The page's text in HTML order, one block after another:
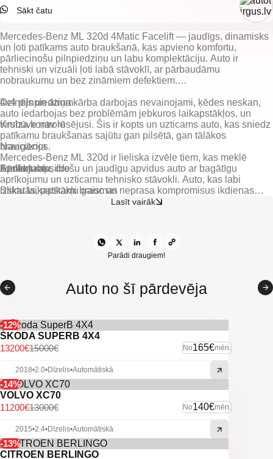
Sākt čatu
Mercedes-Benz ML 320d 4Matic Facelift — jaudīgs, dinamisks
un ļoti patīkams auto braukšanā, kas apvieno komfortu,
pārliecinošu pilnpiedziņu un labu komplektāciju. Auto ir
tehniski un vizuāli ļoti labā stāvoklī, ar pārbaudāmu
nobraukumu un bez zināmiem defektiem.
Dzinējs un ātrumkārba darbojas nevainojami, ķēdes neskan,
auto iedarbojas bez problēmām jebkuros laikapstākļos, un
virsbūve nav rūsējusi. Šis ir kopts un uzticams auto, kas sniedz
patīkamu braukšanas sajūtu gan pilsētā, gan tālākos
braucienos.
4x4 pilnpiedziņa
Kruīza kontrole
Navigācija
Sēdekļu apsilde
Sliktu laikapstākļu gaismas
Elektriski regulējami spoguļi
Parkošanās sensori
Jumta reliņi
Lietus sensors
Citas ekstras
Mercedes-Benz ML 320d ir lieliska izvēle tiem, kas meklē
komfortablu, drošu un jaudīgu apvidus auto ar bagātīgu
aprīkojumu un uzticamu tehnisko stāvokli. Auto, kas labi
izskatās, patīkami brauc un neprasa kompromisus ikdienas
Lasīt vairāk
Parādi draugiem!
Auto no šī pārdevēja
-12%
ŠKODA SUPERB 4X4
No165€mēn.
15000€
13200€
2018•2.0•Dīzelis•Automātiskā
-14%
VOLVO XC70
No140€mēn.
13000€
11200€
2015•2.4•Dīzelis•Automātiskā
-13%
CITROEN BERLINGO